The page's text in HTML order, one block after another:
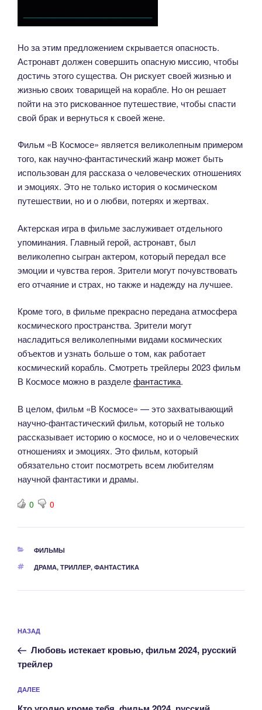
Но за этим предложением скрывается опасность.
Астронавт должен совершить опасную миссию, чтобы
достичь этого существа. Он рискует своей жизнью и
жизнью своих товарищей на корабле. Но он решает
пойти на это рискованное путешествие, чтобы спасти
свой брак и вернуться к своей жене.
Фильм «В Космосе» является великолепным примером
того, как научно-фантастический жанр может быть
использован для рассказа о человеческих отношениях
и эмоциях. Это не только история о космическом
путешествии, но и о любви, потерях и жертвах.
Актерская игра в фильме заслуживает отдельного
упоминания. Главный герой, астронавт, был
великолепно сыгран актером, который передал все
эмоции и чувства героя. Зрители могут почувствовать
его отчаяние и страх, но также и надежду на лучшее.
Кроме того, в фильме прекрасно передана атмосфера
космического пространства. Зрители могут
насладиться великолепными видами космических
объектов и узнать больше о том, как работает
космический корабль. Смотреть трейлеры 2023 фильм
В Космосе можно в разделефантастика.
В целом, фильм «В Космосе» — это захватывающий
научно-фантастический фильм, который не только
рассказывает историю о космосе, но и о человеческих
отношениях и эмоциях. Это фильм, который
обязательно стоит посмотреть всем любителям
научной фантастики и драмы.
0 0
РУБРИКИ
ФИЛЬМЫ
МЕТКИ
ДРАМА, ТРИЛЛЕР, ФАНТАСТИКА
по
записям
Предыдущая
запись:
НАЗАД
Любовь истекает кровью, фильм 2024, русский
трейлер
Следующая
запись
ДАЛЕЕ